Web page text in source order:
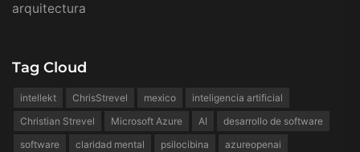
arquitectura
Tag Cloud
intellekt ChrisStrevel mexico
inteligencia artificial
Christian Strevel
Microsoft Azure AI
desarrollo de software
software
claridad mental psilocibina
azureopenai